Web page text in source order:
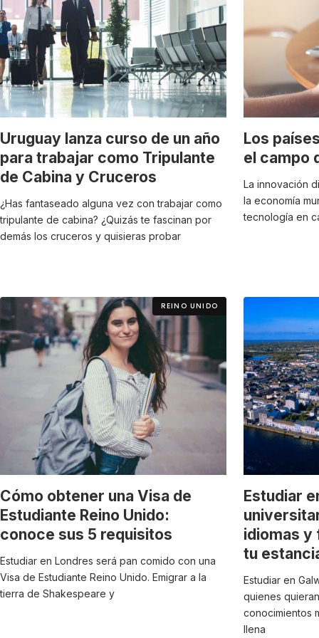
Uruguay lanza curso de un año
para trabajar como Tripulante
de Cabina y Cruceros
¿Has fantaseado alguna vez con trabajar como
tripulante de cabina? ¿Quizás te fascinan por
demás los cruceros y quisieras probar
Los
el campo
La innovación
la economía
tecnología en
REINO UNIDO
Cómo obtener una Visa de
Estudiante Reino Unido:
conoce sus 5 requisitos
Estudiar en Londres será pan comido con una
Visa de Estudiante Reino Unido. Emigrar a la
tierra de Shakespeare y
Estudiar
idiomas y
tu
Estudiar en
quienes
conocimientos
llena